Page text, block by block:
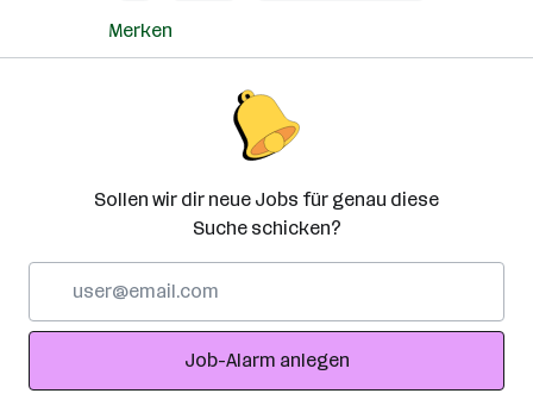
Merken
Sollen wir dir neue Jobs für genau diese
Suche schicken?
Adresse
Job-Alarm anlegen